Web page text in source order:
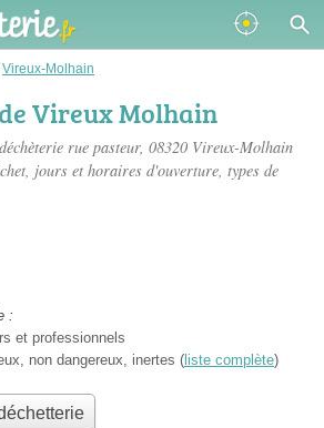
Vireux-Molhain
Vireux Molhain
rue pasteur, 08320 Vireux-Molhain
jours et horaires d'ouverture, types de
:
et professionnels
non dangereux, inertes ( liste complète)